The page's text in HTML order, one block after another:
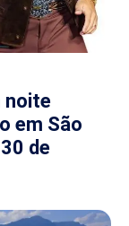
noite
em São
de